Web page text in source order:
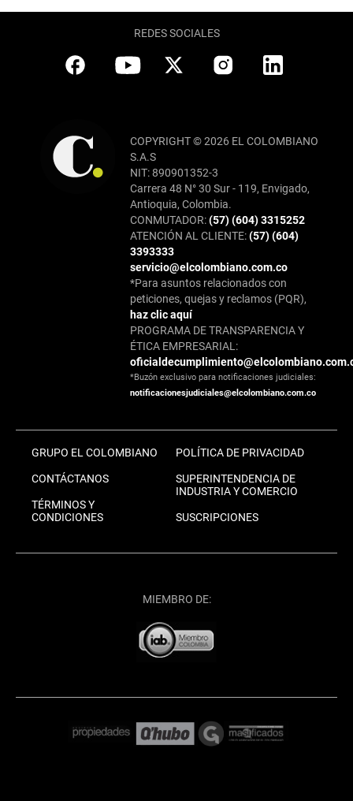
REDES SOCIALES
COPYRIGHT © 2026 EL COLOMBIANO
S.A.S
NIT: 890901352-3
Carrera 48 N° 30 Sur - 119, Envigado,
Antioquia, Colombia.
CONMUTADOR:(57) (604) 3315252
ATENCIÓN AL CLIENTE:(57) (604)
3393333
servicio@elcolombiano.com.co
*Para asuntos relacionados con
peticiones, quejas y reclamos (PQR),
haz clic aquí
PROGRAMA DE TRANSPARENCIA Y
ÉTICA EMPRESARIAL:
*Buzón exclusivo para notificaciones judiciales:
notificacionesjudiciales@elcolombiano.com.co
GRUPO EL COLOMBIANO
CONTÁCTANOS
TÉRMINOS Y
CONDICIONES
POLÍTICA DE PRIVACIDAD
SUPERINTENDENCIA DE
INDUSTRIA Y COMERCIO
SUSCRIPCIONES
MIEMBRO DE: